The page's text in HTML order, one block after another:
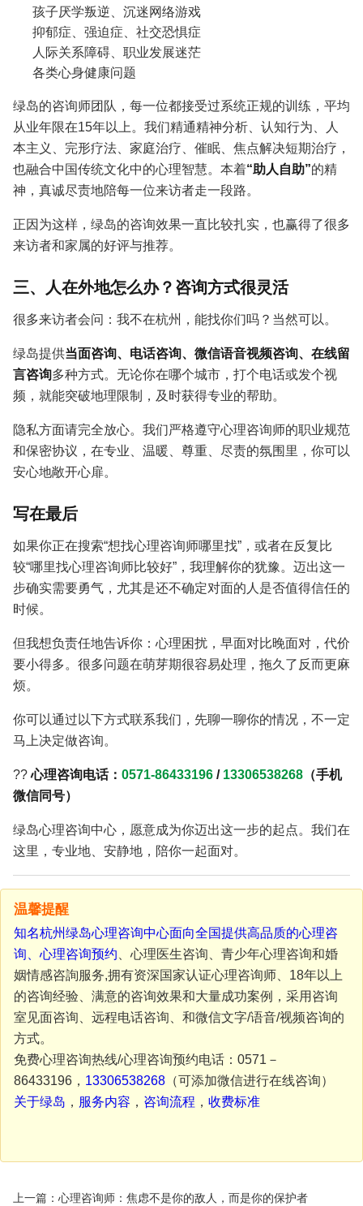
孩子厌学叛逆、沉迷网络游戏
抑郁症、强迫症、社交恐惧症
人际关系障碍、职业发展迷茫
各类心身健康问题
绿岛的咨询师团队，每一位都接受过系统正规的训练，平均
从业年限在15年以上。我们精通精神分析、认知行为、人
本主义、完形疗法、家庭治疗、催眠、焦点解决短期治疗，
也融合中国传统文化中的心理智慧。本着“助人自助”的精
神，真诚尽责地陪每一位来访者走一段路。
正因为这样，绿岛的咨询效果一直比较扎实，也赢得了很多
来访者和家属的好评与推荐。
三、人在外地怎么办？咨询方式很灵活
很多来访者会问：我不在杭州，能找你们吗？当然可以。
绿岛提供当面咨询、电话咨询、微信语音视频咨询、在线留
言咨询多种方式。无论你在哪个城市，打个电话或发个视
频，就能突破地理限制，及时获得专业的帮助。
隐私方面请完全放心。我们严格遵守心理咨询师的职业规范
和保密协议，在专业、温暖、尊重、尽责的氛围里，你可以
安心地敞开心扉。
写在最后
如果你正在搜索“想找心理咨询师哪里找”，或者在反复比
较“哪里找心理咨询师比较好”，我理解你的犹豫。迈出这一
步确实需要勇气，尤其是还不确定对面的人是否值得信任的
时候。
但我想负责任地告诉你：心理困扰，早面对比晚面对，代价
要小得多。很多问题在萌芽期很容易处理，拖久了反而更麻
烦。
你可以通过以下方式联系我们，先聊一聊你的情况，不一定
马上决定做咨询。
??心理咨询电话： 0571-86433196/ 13306538268（手机
微信同号）
绿岛心理咨询中心，愿意成为你迈出这一步的起点。我们在
这里，专业地、安静地，陪你一起面对。
温馨提醒
知名杭州绿岛心理咨询中心面向全国提供高品质的心理咨
询、 心理咨询预约 、心理医生咨询、青少年心理咨询和婚
姻情感咨詢服务,拥有资深国家认证心理咨询师、18年以上
的咨询经验、满意的咨询效果和大量成功案例，采用咨询
室见面咨询、远程电话咨询、和微信文字/语音/视频咨询的
方式。
免费心理咨询热线/心理咨询预约电话：0571－
86433196， 13306538268（可添加微信进行在线咨询）
关于绿岛 ， 服务内容 ， 咨询流程 ， 收费标准
上一篇：心理咨询师：焦虑不是你的敌人，而是你的保护者